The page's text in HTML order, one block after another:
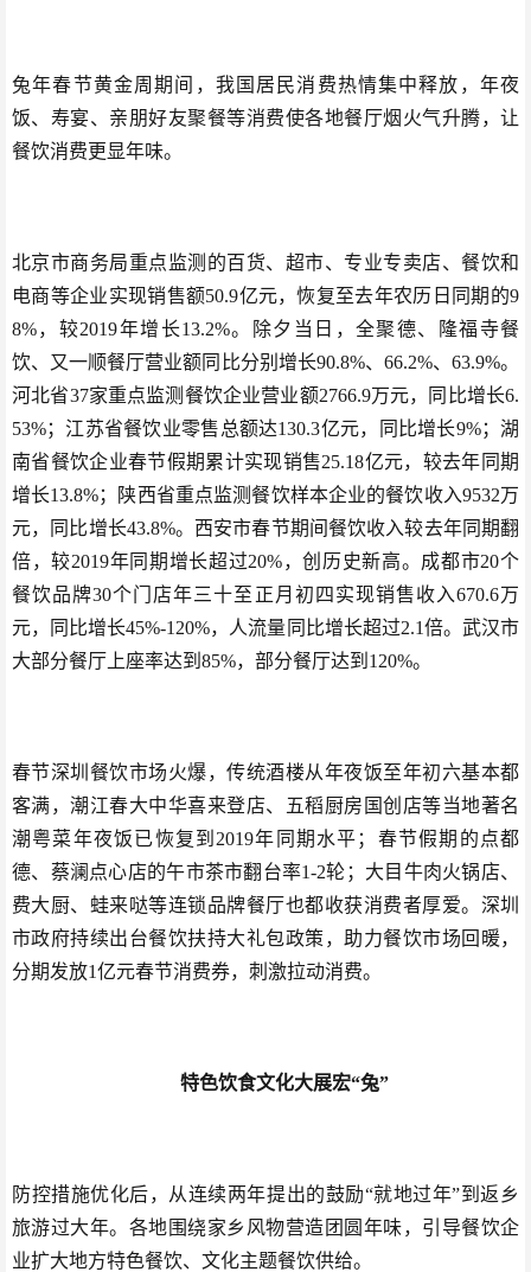
兔年春节黄金周期间，我国居民消费热情集中释放，年夜
饭、寿宴、亲朋好友聚餐等消费使各地餐厅烟火气升腾，让
餐饮消费更显年味。
北京市商务局重点监测的百货、超市、专业专卖店、餐饮和
电商等企业实现销售额50.9亿元，恢复至去年农历日同期的9
8%，较2019年增长13.2%。除夕当日，全聚德、隆福寺餐
饮、又一顺餐厅营业额同比分别增长90.8%、66.2%、63.9%。
河北省37家重点监测餐饮企业营业额2766.9万元，同比增长6.
53%；江苏省餐饮业零售总额达130.3亿元，同比增长9%；湖
南省餐饮企业春节假期累计实现销售25.18亿元，较去年同期
增长13.8%；陕西省重点监测餐饮样本企业的餐饮收入9532万
元，同比增长43.8%。西安市春节期间餐饮收入较去年同期翻
倍，较2019年同期增长超过20%，创历史新高。成都市20个
餐饮品牌30个门店年三十至正月初四实现销售收入670.6万
元，同比增长45%-120%，人流量同比增长超过2.1倍。武汉市
大部分餐厅上座率达到85%，部分餐厅达到120%。
春节深圳餐饮市场火爆，传统酒楼从年夜饭至年初六基本都
客满，潮江春大中华喜来登店、五稻厨房国创店等当地著名
潮粤菜年夜饭已恢复到2019年同期水平；春节假期的点都
德、蔡澜点心店的午市茶市翻台率1-2轮；大目牛肉火锅店、
费大厨、蛙来哒等连锁品牌餐厅也都收获消费者厚爱。深圳
市政府持续出台餐饮扶持大礼包政策，助力餐饮市场回暖，
分期发放1亿元春节消费券，刺激拉动消费。
特色饮食文化大展宏“兔”
防控措施优化后，从连续两年提出的鼓励“就地过年”到返乡
旅游过大年。各地围绕家乡风物营造团圆年味，引导餐饮企
业扩大地方特色餐饮、文化主题餐饮供给。